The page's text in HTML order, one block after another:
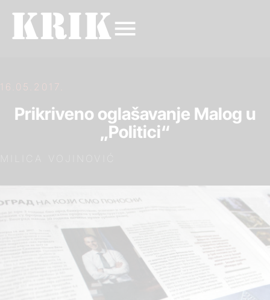
16.05.2017.
Prikriveno oglašavanje Malog u
„Politici“